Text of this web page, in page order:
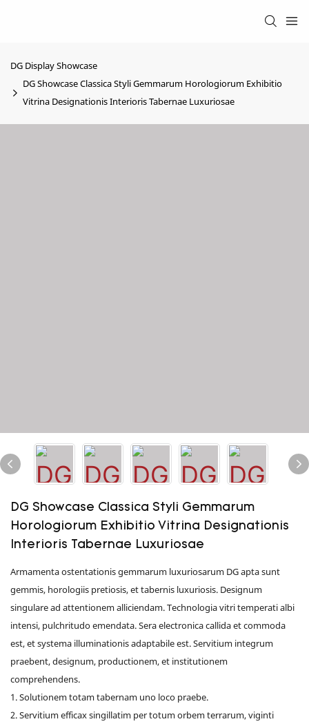
DG Display Showcase
DG Showcase Classica Styli Gemmarum Horologiorum Exhibitio
Vitrina Designationis Interioris Tabernae Luxuriosae
DG Showcase Classica Styli Gemmarum
Horologiorum Exhibitio Vitrina Designationis
Interioris Tabernae Luxuriosae
Armamenta ostentationis gemmarum luxuriosarum DG apta sunt
gemmis, horologiis pretiosis, et tabernis luxuriosis. Designum
singulare ad attentionem alliciendam. Technologia vitri temperati albi
intensi, pulchritudo emendata. Sera electronica callida et commoda
est, et systema illuminationis adaptabile est. Servitium integrum
praebent, designum, productionem, et institutionem
comprehendens.
1. Solutionem totam tabernam uno loco praebe.
2. Servitium efficax singillatim per totum orbem terrarum, viginti